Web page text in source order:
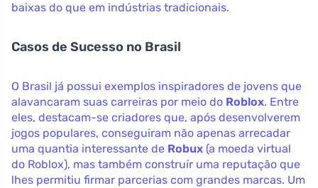
baixas do que em indústrias tradicionais.
Casos de Sucesso no Brasil
O Brasil já possui exemplos inspiradores de jovens que
alavancaram suas carreiras por meio do Roblox. Entre
eles, destacam-se criadores que, após desenvolverem
jogos populares, conseguiram não apenas arrecadar
uma quantia interessante de Robux (a moeda virtual
do Roblox), mas também construír uma reputação que
lhes permitiu firmar parcerias com grandes marcas. Um